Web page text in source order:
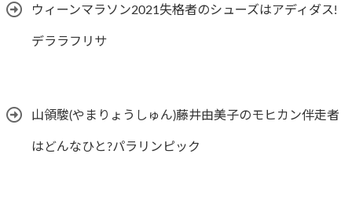
ウィーンマラソン2021失格者のシューズはアディダス!
デララフリサ
山領駿(やまりょうしゅん)藤井由美子のモヒカン伴走者
はどんなひと?パラリンピック